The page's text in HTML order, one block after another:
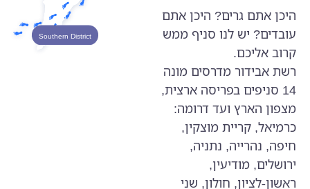
היכן אתם גרים? היכן אתם
עובדים? יש לנו סניף ממש
קרוב אליכם.
רשת אבידור מדרסים מונה
14 סניפים בפריסה ארצית,
מצפון הארץ ועד דרומה:
כרמיאל, קריית מוצקין,
חיפה, נהרייה, נתניה,
ירושלים, מודיעין,
ראשון-לציון, חולון, שני
Southern District